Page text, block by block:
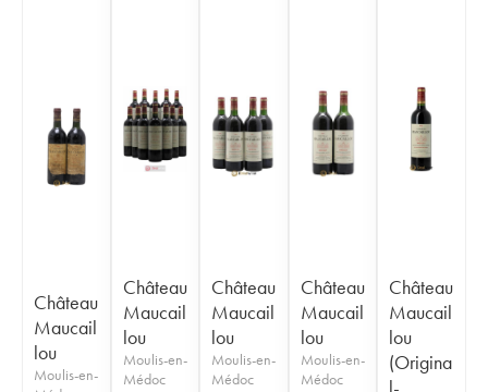
Château
Maucail
lou
Moulis-en-
Château
Maucail
lou
Moulis-en-
Médoc
Château
Maucail
lou
Moulis-en-
Médoc
Château
Maucail
lou
Moulis-en-
Médoc
Château
Maucail
lou
(Origina
l-